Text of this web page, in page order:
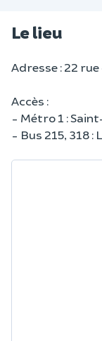
Le lieu
Adresse : 22
Accès :
- Métro 1 :
- Bus 215, 318 :